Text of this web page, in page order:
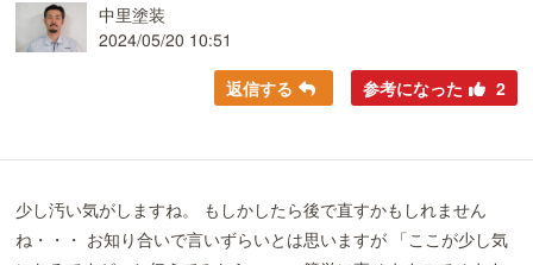
中里塗装
2024/05/20 10:51
返信する 参考になった 2
少し汚い気がしますね。 もしかしたら後で直すかもしれません
ね・・・ お知り合いで言いずらいとは思いますが 「ここが少し気